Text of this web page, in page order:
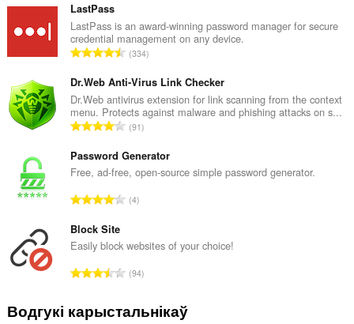
н
а
к
ў
:
LastPass
LastPass is an award-winning password manager for secure
credential management on any device.
А
з
н
а
к
ў
:
334
Dr.Web Anti-Virus Link Checker
Dr.Web antivirus extension for link scanning from the context
menu. Protects against malware and phishing attacks on s...
А
з
н
к
:
91
Password Generator
Free, ad-free, open-source simple password generator.
А
н
к
ў
4
Block Site
Easily block websites of your choice!
А
н
94
Водгукі карыстальнікаў